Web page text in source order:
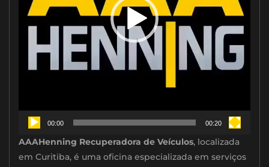
00:00 00:20
AAAHenning Recuperadora de Veículos, localizada
em Curitiba, é uma oficina especializada em serviços